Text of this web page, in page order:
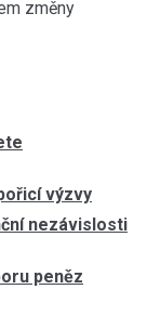
změny
výzvy
nezávislosti
peněz